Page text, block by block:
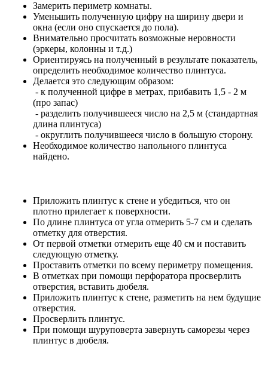
Замерить периметр комнаты.
Уменьшить полученную цифру на ширину двери и
окна (если оно спускается до пола).
Внимательно просчитать возможные неровности
(эркеры, колонны и т.д.)
Ориентируясь на полученный в результате показатель,
определить необходимое количество плинтуса.
Делается это следующим образом:
- к полученной цифре в метрах, прибавить 1,5 - 2 м
(про запас)
- разделить получившееся число на 2,5 м (стандартная
длина плинтуса)
- округлить получившееся число в большую сторону.
Необходимое количество напольного плинтуса
найдено.
Приложить плинтус к стене и убедиться, что он
плотно прилегает к поверхности.
По длине плинтуса от угла отмерить 5-7 см и сделать
отметку для отверстия.
От первой отметки отмерить еще 40 см и поставить
следующую отметку.
Проставить отметки по всему периметру помещения.
В отметках при помощи перфоратора просверлить
отверстия, вставить дюбеля.
Приложить плинтус к стене, разметить на нем будущие
отверстия.
Просверлить плинтус.
При помощи шуруповерта завернуть саморезы через
плинтус в дюбеля.